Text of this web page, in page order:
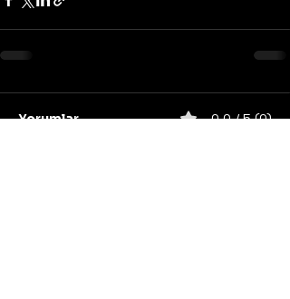
Yorumlar 0.0 / 5 (0)